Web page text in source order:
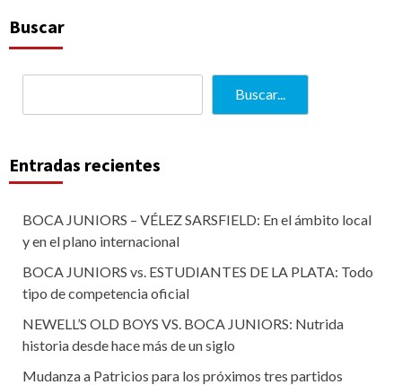
Buscar
Buscar...
Entradas recientes
BOCA JUNIORS – VÉLEZ SARSFIELD: En el ámbito local
y en el plano internacional
BOCA JUNIORS vs. ESTUDIANTES DE LA PLATA: Todo
tipo de competencia oficial
NEWELL’S OLD BOYS VS. BOCA JUNIORS: Nutrida
historia desde hace más de un siglo
Mudanza a Patricios para los próximos tres partidos